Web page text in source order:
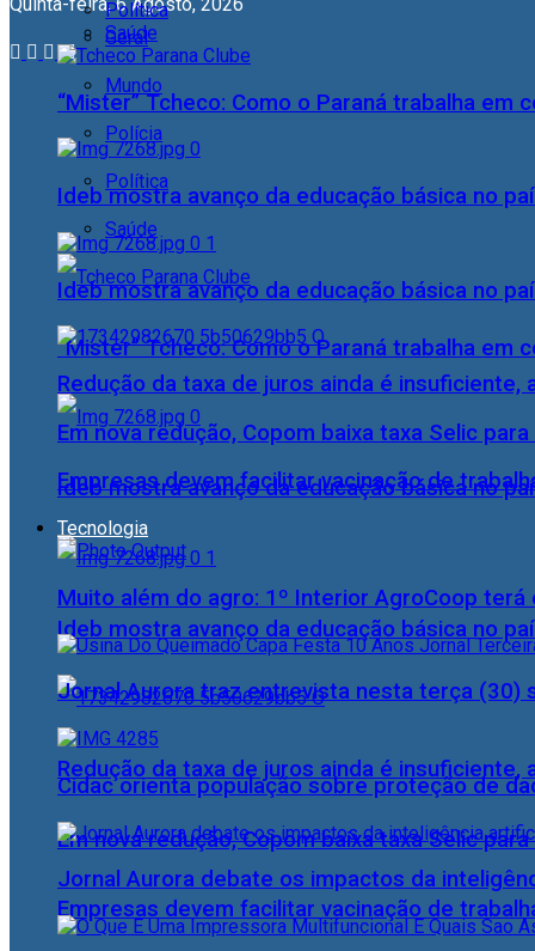
Geral
Mundo
Polícia
Política
Saúde
“Mister” Tcheco: Como o Paraná trabalha
Ideb mostra avanço da educação básica no
Ideb mostra avanço da educação básica no
Redução da taxa de juros ainda é insuficiente,
Em nova redução, Copom baixa taxa Selic para
Empresas devem facilitar vacinação de
Política
Saúde
“Mister” Tcheco: Como o Paraná trabalha
Ideb mostra avanço da educação básica no
Ideb mostra avanço da educação básica no
Redução da taxa de juros ainda é insuficiente,
Em nova redução, Copom baixa taxa Selic para
Empresas devem facilitar vacinação de
Tecnologia
Muito além do agro: 1º Interior AgroCoop
Jornal Aurora traz entrevista nesta terça (30)
Cidac orienta população sobre proteção de
Jornal Aurora debate os impactos da